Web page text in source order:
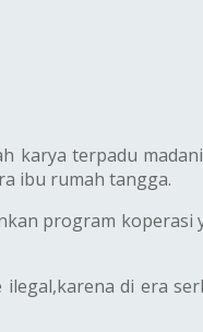
karya terpadu
ibu rumah tangga.
program koperasi
di era